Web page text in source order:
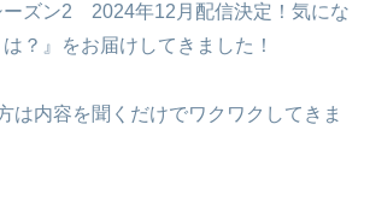
ーズン2 2024年12月配信決定！気にな
？』をお届けしてきました！
は内容を聞くだけでワクワクしてきま